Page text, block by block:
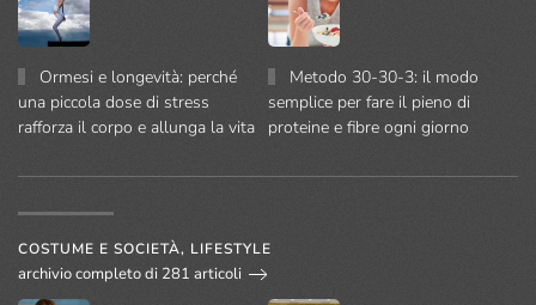
Ormesi e longevità: perché
una piccola dose di stress
rafforza il corpo e allunga la vita
Metodo 30-30-3: il modo
semplice per fare il pieno di
proteine e fibre ogni giorno
COSTUME E SOCIETÀ, LIFESTYLE
archivio completo di 281 articoli